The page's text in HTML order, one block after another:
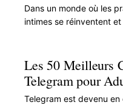
Dans un monde où les
intimes se réinventent
approche riche et…
Les 50 Meilleurs
Telegram pour
Telegram est devenu en